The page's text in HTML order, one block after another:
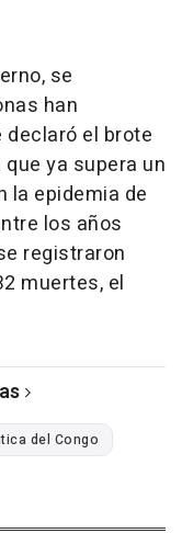
se
han
el brote
ya supera un
la epidemia de
los años
registraron
muertes, el
del Congo